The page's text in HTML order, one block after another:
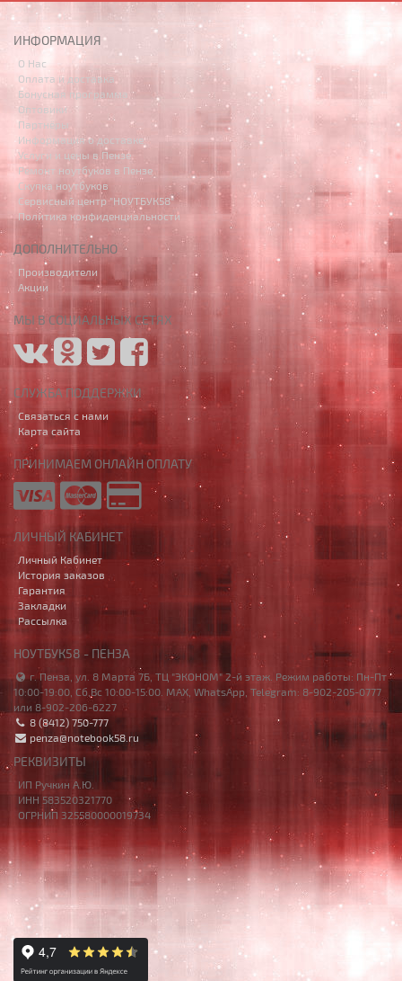
ИНФОРМАЦИЯ
О Нас
Оплата и доставка
Бонусная программа
Оптовики
Партнёры
Информация о доставке
Услуги и цены в Пензе
Ремонт ноутбуков в Пензе
Скупка ноутбуков
Сервисный центр "НОУТБУК58"
Политика конфиденциальности
ДОПОЛНИТЕЛЬНО
Производители
Акции
МЫ В СОЦИАЛЬНЫХ СЕТЯХ
СЛУЖБА ПОДДЕРЖКИ
Связаться с нами
Карта сайта
ПРИНИМАЕМ ОНЛАЙН ОПЛАТУ
ЛИЧНЫЙ КАБИНЕТ
Личный Кабинет
История заказов
Гарантия
Закладки
Рассылка
НОУТБУК58 - ПЕНЗА
г. Пенза, ул. 8 Марта 7Б, ТЦ "ЭКОНОМ" 2-й этаж. Режим работы: Пн-Пт
10:00-19:00, Сб,Вс 10:00-15:00. MAX, WhatsApp, Telegram: 8-902-205-0777
или 8-902-206-6227
8 (8412) 750-777
penza@notebook58.ru
РЕКВИЗИТЫ
ИП Ручкин А.Ю.
ИНН 583520321770
ОГРНИП 325580000019734